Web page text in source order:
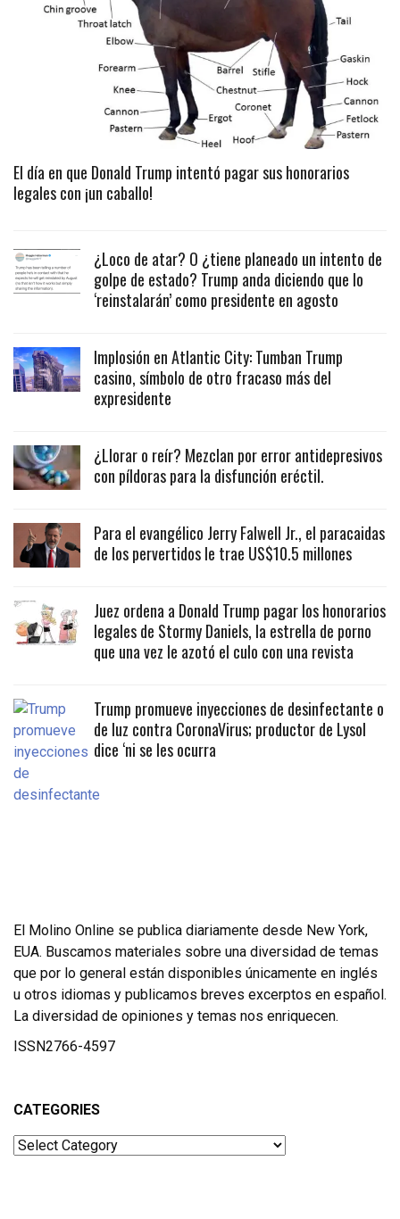
El día en que Donald Trump intentó pagar sus honorarios
legales con ¡un caballo!
¿Loco de atar? O ¿tiene planeado un intento de
golpe de estado? Trump anda diciendo que lo
‘reinstalarán’ como presidente en agosto
Implosión en Atlantic City: Tumban Trump
casino, símbolo de otro fracaso más del
expresidente
¿Llorar o reír? Mezclan por error antidepresivos
con píldoras para la disfunción eréctil.
Para el evangélico Jerry Falwell Jr., el paracaidas
de los pervertidos le trae US$10.5 millones
Juez ordena a Donald Trump pagar los honorarios
legales de Stormy Daniels, la estrella de porno
que una vez le azotó el culo con una revista
Trump promueve inyecciones de desinfectante o
de luz contra CoronaVirus; productor de Lysol
dice ‘ni se les ocurra
El Molino Online se publica diariamente desde New York,
EUA. Buscamos materiales sobre una diversidad de temas
que por lo general están disponibles únicamente en inglés
u otros idiomas y publicamos breves excerptos en español.
La diversidad de opiniones y temas nos enriquecen.
ISSN2766-4597
CATEGORIES
Categories